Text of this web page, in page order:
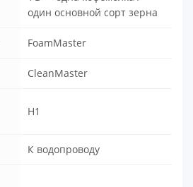
один основной сорт зерна
FoamMaster
CleanMaster
H1
К водопроводу